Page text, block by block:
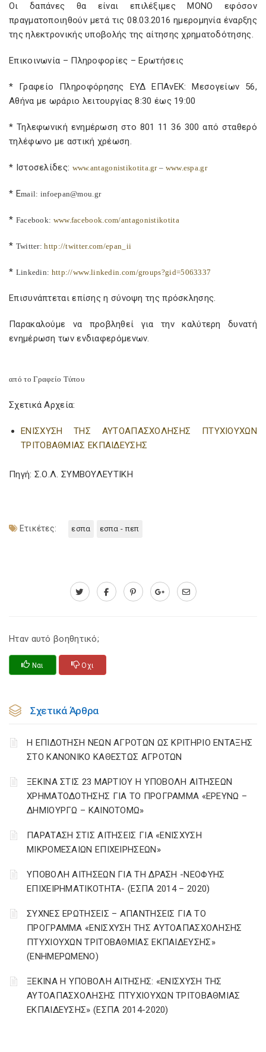
Οι δαπάνες θα είναι επιλέξιμες ΜΟΝΟ εφόσον
πραγματοποιηθούν μετά τις 08.03.2016 ημερομηνία έναρξης
της ηλεκτρονικής υποβολής της αίτησης χρηματοδότησης.
Επικοινωνία – Πληροφορίες – Ερωτήσεις
* Γραφείο Πληροφόρησης ΕΥΔ ΕΠΑνΕΚ: Μεσογείων 56,
Αθήνα με ωράριο λειτουργίας 8:30 έως 19:00
* Τηλεφωνική ενημέρωση στο 801 11 36 300 από σταθερό
τηλέφωνο με αστική χρέωση.
* Ιστοσελίδες: www.antagonistikotita.gr– www.espa.gr
* Εmail: infoepan@mou.gr
* Facebook: www.facebook.com/antagonistikotita
* Twitter:http ://twitter.com/epan ii
* Linkedin: http://www.linkedin.com/groups?gid=5063337
Επισυνάπτεται επίσης η σύνοψη της πρόσκλησης.
Παρακαλούμε να προβληθεί για την καλύτερη δυνατή
ενημέρωση των ενδιαφερόμενων.
από το Γραφείο Τύπου
Σχετικά Αρχεία:
ΕΝΙΣΧΥΣΗ ΤΗΣ ΑΥΤΟΑΠΑΣΧΟΛΗΣΗΣ ΠΤΥΧΙΟΥΧΩΝ
ΤΡΙΤΟΒΑΘΜΙΑΣ ΕΚΠΑΙΔΕΥΣΗΣ
Πηγή: Σ.Ο.Λ. ΣΥΜΒΟΥΛΕΥΤΙΚΗ
Ετικέτες: εσπα εσπα - πεπ
Ηταν αυτό βοηθητικό;
Ναι Οχι
Σχετικά Άρθρα
Η ΕΠΙΔΟΤΗΣΗ ΝΕΩΝ ΑΓΡΟΤΩΝ ΩΣ ΚΡΙΤΗΡΙΟ ΕΝΤΑΞΗΣ
ΣΤΟ ΚΑΝΟΝΙΚΟ ΚΑΘΕΣΤΩΣ ΑΓΡΟΤΩΝ
ΞΕΚΙΝΑ ΣΤΙΣ 23 ΜΑΡΤΙΟΥ Η ΥΠΟΒΟΛΗ ΑΙΤΗΣΕΩΝ
ΧΡΗΜΑΤΟΔΟΤΗΣΗΣ ΓΙΑ ΤΟ ΠΡΟΓΡΑΜΜΑ «ΕΡΕΥΝΩ –
ΔΗΜΙΟΥΡΓΩ – ΚΑΙΝΟΤΟΜΩ»
ΠΑΡΑΤΑΣΗ ΣΤΙΣ ΑΙΤΗΣΕΙΣ ΓΙΑ «ΕΝΙΣΧΥΣΗ
ΜΙΚΡΟΜΕΣΑΙΩΝ ΕΠΙΧΕΙΡΗΣΕΩΝ»
ΥΠΟΒΟΛΗ ΑΙΤΗΣΕΩΝ ΓΙΑ ΤΗ ΔΡΑΣΗ -ΝΕΟΦΥΗΣ
ΕΠΙΧΕΙΡΗΜΑΤΙΚΟΤΗΤΑ- (ΕΣΠΑ 2014 – 2020)
ΣΥΧΝΕΣ ΕΡΩΤΗΣΕΙΣ – ΑΠΑΝΤΗΣΕΙΣ ΓΙΑ ΤΟ
ΠΡΟΓΡΑΜΜΑ «ΕΝΙΣΧΥΣΗ ΤΗΣ ΑΥΤΟΑΠΑΣΧΟΛΗΣΗΣ
ΠΤΥΧΙΟΥΧΩΝ ΤΡΙΤΟΒΑΘΜΙΑΣ ΕΚΠΑΙΔΕΥΣΗΣ»
(ΕΝΗΜΕΡΩΜΕΝΟ)
ΞΕΚΙΝΑ Η ΥΠΟΒΟΛΗ ΑΙΤΗΣΗΣ: «ΕΝΙΣΧΥΣΗ ΤΗΣ
ΑΥΤΟΑΠΑΣΧΟΛΗΣΗΣ ΠΤΥΧΙΟΥΧΩΝ ΤΡΙΤΟΒΑΘΜΙΑΣ
ΕΚΠΑΙΔΕΥΣΗΣ» (ΕΣΠΑ 2014-2020)